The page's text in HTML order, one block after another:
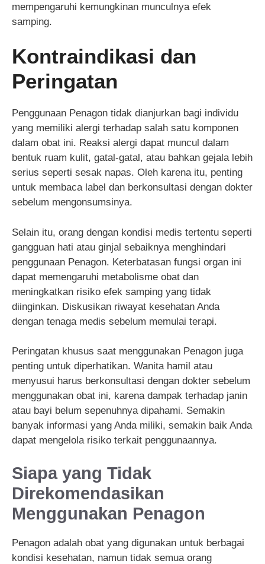
mempengaruhi kemungkinan munculnya efek
samping.
Kontraindikasi dan
Peringatan
Penggunaan Penagon tidak dianjurkan bagi individu
yang memiliki alergi terhadap salah satu komponen
dalam obat ini. Reaksi alergi dapat muncul dalam
bentuk ruam kulit, gatal-gatal, atau bahkan gejala lebih
serius seperti sesak napas. Oleh karena itu, penting
untuk membaca label dan berkonsultasi dengan dokter
sebelum mengonsumsinya.
Selain itu, orang dengan kondisi medis tertentu seperti
gangguan hati atau ginjal sebaiknya menghindari
penggunaan Penagon. Keterbatasan fungsi organ ini
dapat memengaruhi metabolisme obat dan
meningkatkan risiko efek samping yang tidak
diinginkan. Diskusikan riwayat kesehatan Anda
dengan tenaga medis sebelum memulai terapi.
Peringatan khusus saat menggunakan Penagon juga
penting untuk diperhatikan. Wanita hamil atau
menyusui harus berkonsultasi dengan dokter sebelum
menggunakan obat ini, karena dampak terhadap janin
atau bayi belum sepenuhnya dipahami. Semakin
banyak informasi yang Anda miliki, semakin baik Anda
dapat mengelola risiko terkait penggunaannya.
Siapa yang Tidak
Direkomendasikan
Menggunakan Penagon
Penagon adalah obat yang digunakan untuk berbagai
kondisi kesehatan, namun tidak semua orang